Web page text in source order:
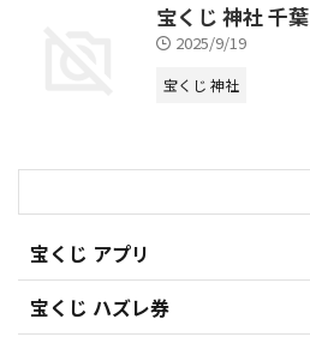
宝くじ 神社 千葉
2025/9/19
宝くじ 神社
宝くじ アプリ
宝くじ ハズレ券